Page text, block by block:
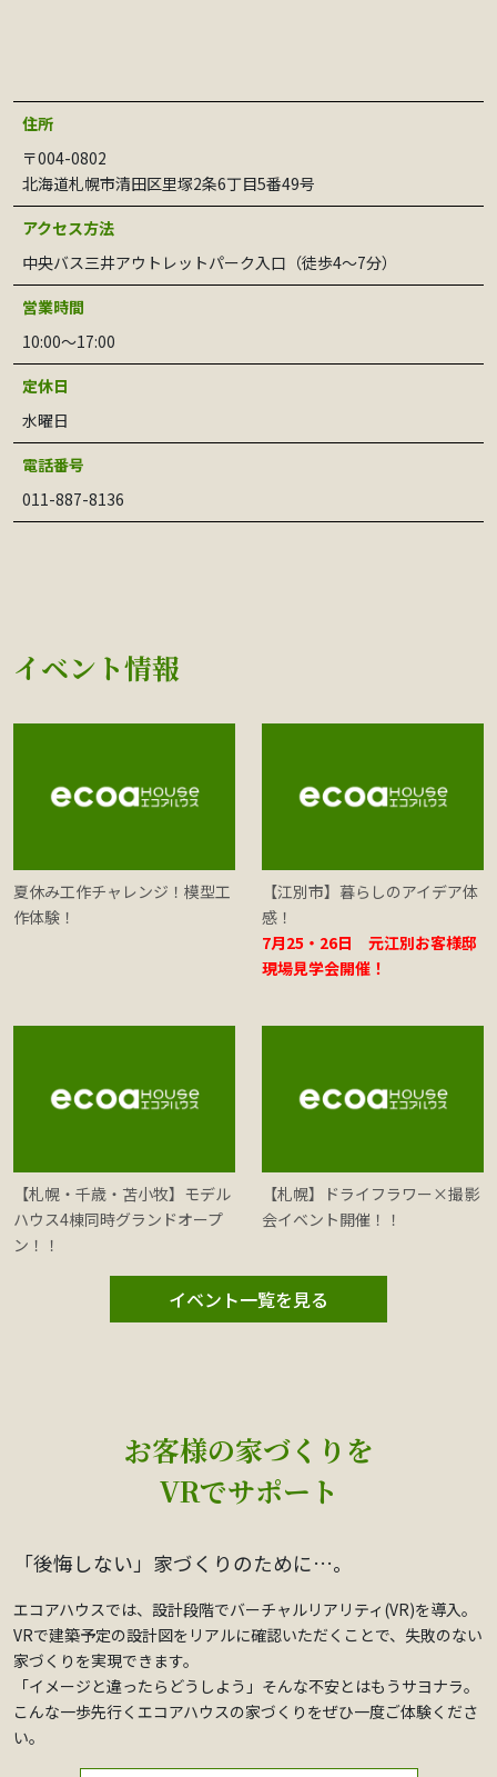
住所
〒004-0802
北海道札幌市清田区里塚2条6丁目5番49号
アクセス方法
中央バス三井アウトレットパーク入口（徒歩4～7分）
営業時間
10:00～17:00
定休日
水曜日
電話番号
011-887-8136
イベント情報
夏休み工作チャレンジ！模型工
作体験！
【江別市】暮らしのアイデア体
感！
7月25・26日 元江別お客様邸
現場見学会開催！
【札幌・千歳・苫小牧】モデル
ハウス4棟同時グランドオープ
ン！！
【札幌】ドライフラワー×撮影
会イベント開催！！
イベント一覧を見る
お客様の家づくりを
VRでサポート
「後悔しない」家づくりのために…。
エコアハウスでは、設計段階でバーチャルリアリティ(VR)を導入。
VRで建築予定の設計図をリアルに確認いただくことで、失敗のない
家づくりを実現できます。
「イメージと違ったらどうしよう」そんな不安とはもうサヨナラ。
こんな一歩先行くエコアハウスの家づくりをぜひ一度ご体験くださ
い。